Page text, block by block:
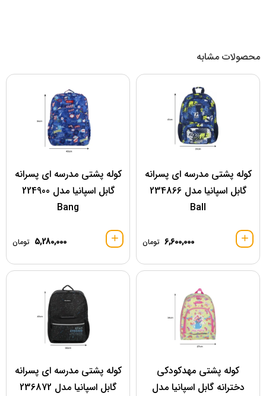
محصولات مشابه
کوله پشتی مدرسه ای پسرانه
گابل اسپانیا مدل 234866
Ball
6,600,000 تومان
کوله پشتی مدرسه ای پسرانه
گابل اسپانیا مدل 224900
Bang
5,280,000 تومان
کوله پشتی مهدکودکی
دخترانه گابل اسپانیا مدل
کوله پشتی مدرسه ای پسرانه
گابل اسپانیا مدل 236872